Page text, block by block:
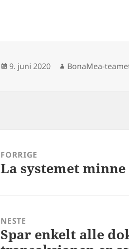
Publisert
9. juni 2020 Forfatter
BonaMea-
FORRIGE
Forrige
La systemet
NESTE
Neste
Spar enkelt alle